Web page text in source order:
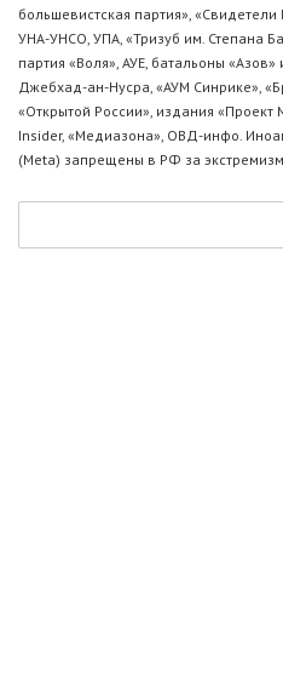
большевистская партия»,
УНА-УНСО, УПА, «Тризуб им. Степана
партия «Воля», АУЕ, батальоны
Джебхад-ан-Нусра, «АУМ Синрике»,
«Открытой России», издания
Insider, «Медиазона», ОВД-инфо.
(Metа) запрещены в РФ за экстремизм.